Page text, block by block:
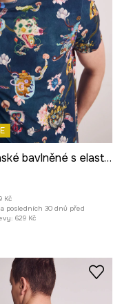
Tričko pánské bavlněné s elastanem z kolekce Kit Mizeres x Medicine
Kč
posledních 30 dnů před
629 Kč